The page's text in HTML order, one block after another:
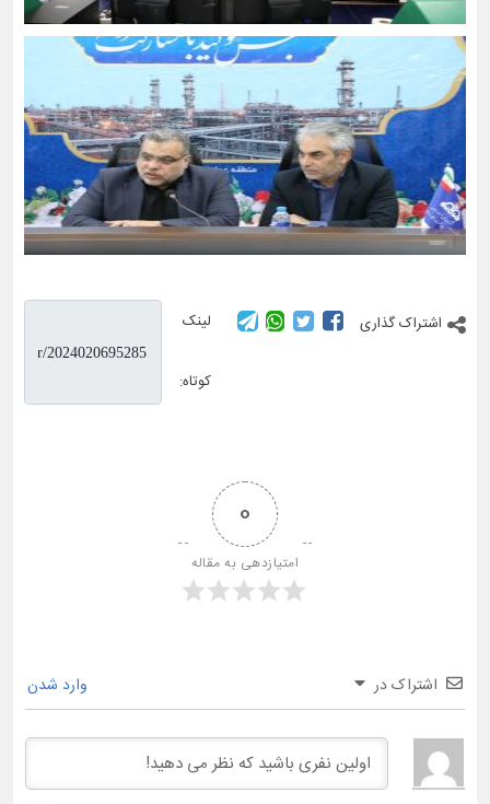
اشتراک گذاری لینک
کوتاه:
0
امتیازدهی به مقاله
اشتراک در وارد شدن